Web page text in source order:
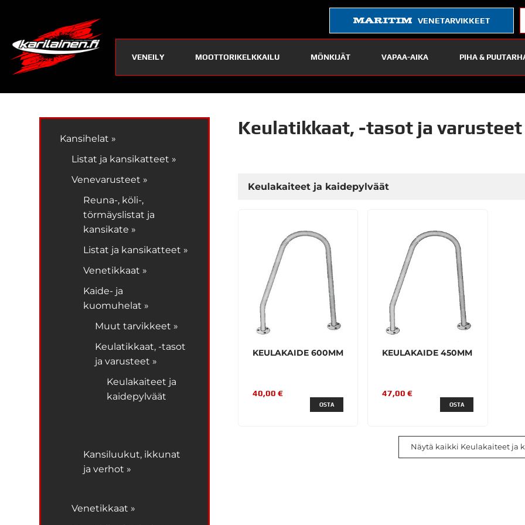
VENETARVIKKEET
VENEILY MOOTTORIKELKKAILU MÖNKIJÄT VAPAA-AIKA PIHA &
Kansihelat »
Listat ja kansikatteet »
Venevarusteet »
Reuna-, köli-,
törmäyslistat ja
kansikate »
Listat ja kansikatteet »
Venetikkaat »
Kaide- ja
kuomuhelat »
Muut tarvikkeet »
Keulatikkaat, -tasot
ja varusteet »
Keulakaiteet ja
kaidepylväät
Kansiluukut, ikkunat
ja verhot »
Venetikkaat »
Keulatikkaat, -tasot ja varusteet
Keulakaiteet ja kaidepylväät
KEULAKAIDE 600MM
40,00 €
OSTA
KEULAKAIDE 450MM
47,00 €
OSTA
Näytä kaikki Keulakaiteet ja